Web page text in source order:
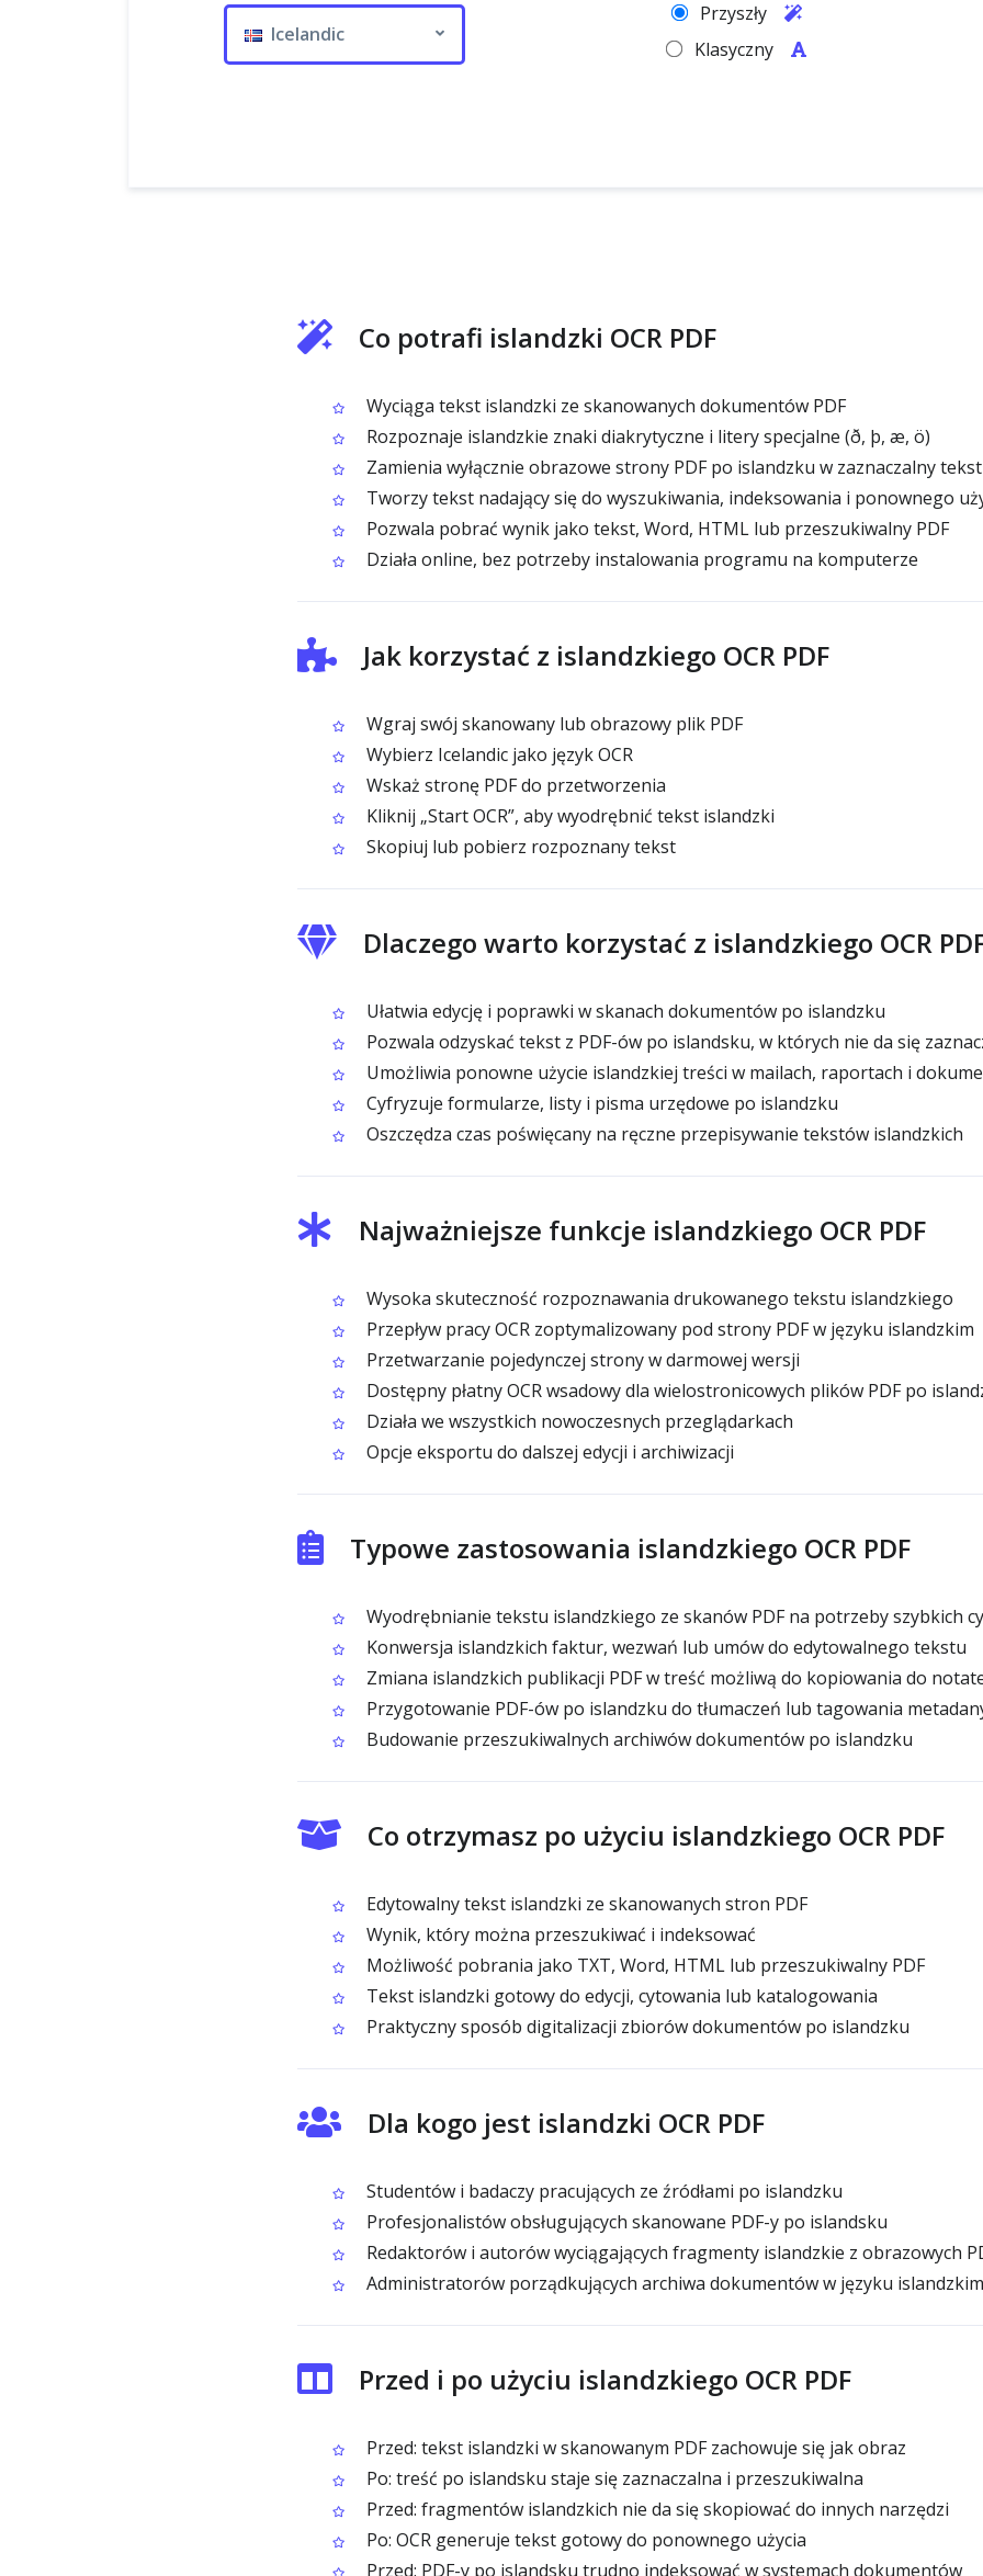
Icelandic
Przyszły
Klasyczny
Co potrafi islandzki OCR PDF
Wyciąga tekst islandzki ze skanowanych dokumentów PDF
Rozpoznaje islandzkie znaki diakrytyczne i litery specjalne (ð, þ, æ, ö)
Zamienia wyłącznie obrazowe strony PDF po islandzku w zaznaczalny tekst
Tworzy tekst nadający się do wyszukiwania, indeksowania i ponownego
Pozwala pobrać wynik jako tekst, Word, HTML lub przeszukiwalny PDF
Działa online, bez potrzeby instalowania programu na komputerze
Jak korzystać z islandzkiego OCR PDF
Wgraj swój skanowany lub obrazowy plik PDF
Wybierz Icelandic jako język OCR
Wskaż stronę PDF do przetworzenia
Kliknij „Start OCR”, aby wyodrębnić tekst islandzki
Skopiuj lub pobierz rozpoznany tekst
Dlaczego warto korzystać z islandzkiego OCR
Ułatwia edycję i poprawki w skanach dokumentów po islandzku
Pozwala odzyskać tekst z PDF-ów po islandsku, w których nie da się
Umożliwia ponowne użycie islandzkiej treści w mailach, raportach i
Cyfryzuje formularze, listy i pisma urzędowe po islandzku
Oszczędza czas poświęcany na ręczne przepisywanie tekstów islandzkich
Najważniejsze funkcje islandzkiego OCR PDF
Wysoka skuteczność rozpoznawania drukowanego tekstu islandzkiego
Przepływ pracy OCR zoptymalizowany pod strony PDF w języku islandzkim
Przetwarzanie pojedynczej strony w darmowej wersji
Dostępny płatny OCR wsadowy dla wielostronicowych plików PDF po
Działa we wszystkich nowoczesnych przeglądarkach
Opcje eksportu do dalszej edycji i archiwizacji
Typowe zastosowania islandzkiego OCR PDF
Wyodrębnianie tekstu islandzkiego ze skanów PDF na potrzeby szybkich
Konwersja islandzkich faktur, wezwań lub umów do edytowalnego tekstu
Zmiana islandzkich publikacji PDF w treść możliwą do kopiowania do
Przygotowanie PDF-ów po islandzku do tłumaczeń lub tagowania
Budowanie przeszukiwalnych archiwów dokumentów po islandzku
Co otrzymasz po użyciu islandzkiego OCR PDF
Edytowalny tekst islandzki ze skanowanych stron PDF
Wynik, który można przeszukiwać i indeksować
Możliwość pobrania jako TXT, Word, HTML lub przeszukiwalny PDF
Tekst islandzki gotowy do edycji, cytowania lub katalogowania
Praktyczny sposób digitalizacji zbiorów dokumentów po islandzku
Dla kogo jest islandzki OCR PDF
Studentów i badaczy pracujących ze źródłami po islandzku
Profesjonalistów obsługujących skanowane PDF-y po islandsku
Redaktorów i autorów wyciągających fragmenty islandzkie z obrazowych
Administratorów porządkujących archiwa dokumentów w języku islandzkim
Przed i po użyciu islandzkiego OCR PDF
Przed: tekst islandzki w skanowanym PDF zachowuje się jak obraz
Po: treść po islandsku staje się zaznaczalna i przeszukiwalna
Przed: fragmentów islandzkich nie da się skopiować do innych narzędzi
Po: OCR generuje tekst gotowy do ponownego użycia
Przed: PDF-y po islandsku trudno indeksować w systemach dokumentów